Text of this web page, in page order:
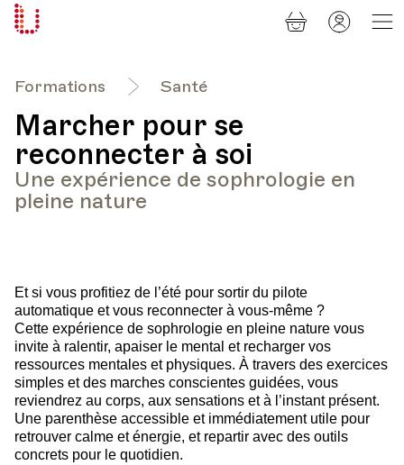
Formations Santé
Marcher pour se
reconnecter à soi
Une expérience de sophrologie en
pleine nature
Et si vous profitiez de l’été pour sortir du pilote
automatique et vous reconnecter à vous-même ?
Cette expérience de sophrologie en pleine nature vous
invite à ralentir, apaiser le mental et recharger vos
ressources mentales et physiques. À travers des exercices
simples et des marches conscientes guidées, vous
reviendrez au corps, aux sensations et à l’instant présent.
Une parenthèse accessible et immédiatement utile pour
retrouver calme et énergie, et repartir avec des outils
concrets pour le quotidien.
Panier
Mon